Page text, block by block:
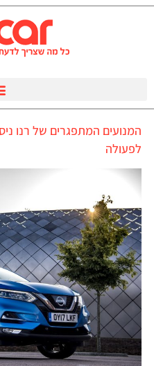
המנועים המתפגרים של רנו
לפעולה